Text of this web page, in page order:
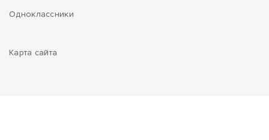
Одноклассники
Карта сайта